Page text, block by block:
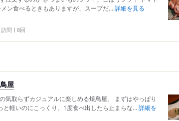
ン食べるときもありますが、スープだ... 詳細を見る
問 8回
屋
気取らずカジュアルに楽しめる焼鳥屋。 まずはやっぱり
軽いのにこっくり、1度食べ出したら止まらな... 詳細を